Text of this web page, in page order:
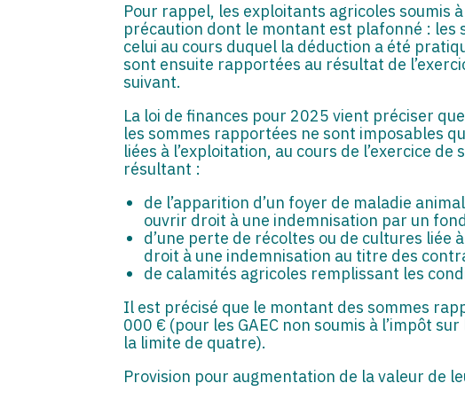
Pour rappel, les exploitants agricoles soumis
précaution dont le montant est plafonné : les
celui au cours duquel la déduction a été
sont ensuite rapportées au résultat de
suivant.
La loi de finances pour 2025 vient préciser
les sommes rapportées ne sont imposables
liées à l’exploitation, au cours de l’exercice
résultant :
de l’apparition d’un foyer de maladie
ouvrir droit à une indemnisation par un
d’une perte de récoltes ou de cultures liée
droit à une indemnisation au titre des
de calamités agricoles remplissant les
Il est précisé que le montant des sommes
000 € (pour les GAEC non soumis à l’impôt
la limite de quatre).
Provision pour augmentation de la valeur de